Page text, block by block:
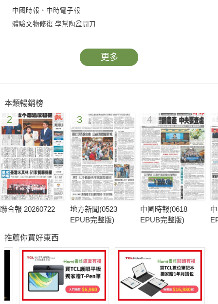
中國時報、中時電子報
體驗文物修復 學幫陶盆開刀
更多
本類暢銷榜
2
聯合報 20260722
3
地方新聞(0523
EPUB完整版)
4
中國時報(0618
EPUB完整版)
推薦你買好東西